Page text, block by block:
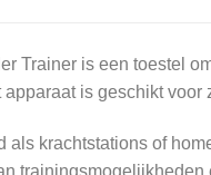
Trainer is een toestel
is geschikt
als krachtstations of